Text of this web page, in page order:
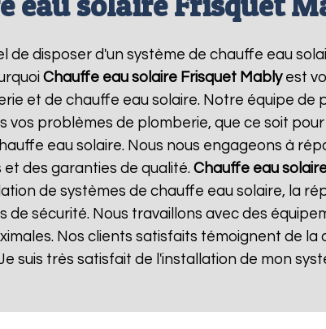
de disposer d'un système de chauffe eau
Chauffe eau solaire Frisquet Mablyest
et de chauffe eau solaire. Notre équipe de
problèmes de plomberie, que ce soit
eau solaire. Nous nous engageons à
des garanties de qualité. Chauffe eau
de systèmes de chauffe eau solaire, la
de sécurité. Nous travaillons avec des
Nos clients satisfaits témoignent de la
suis très satisfait de l'installation de mon